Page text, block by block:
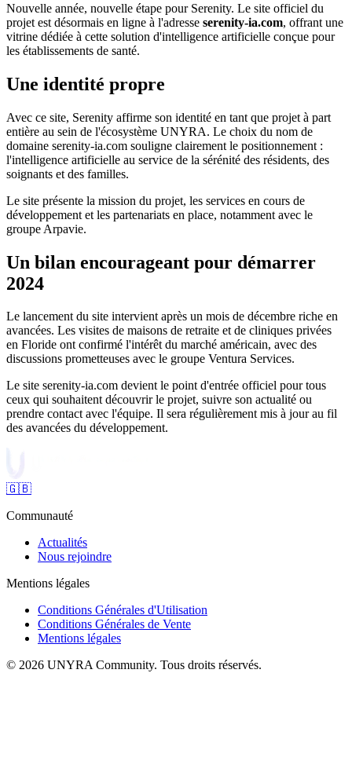
Nouvelle année, nouvelle étape pour Serenity. Le site officiel du
projet est désormais en ligne à l'adresse serenity-ia.com, offrant une
vitrine dédiée à cette solution d'intelligence artificielle conçue pour
les établissements de santé.
Une identité propre
Avec ce site, Serenity affirme son identité en tant que projet à part
entière au sein de l'écosystème UNYRA. Le choix du nom de
domaine serenity-ia.com souligne clairement le positionnement :
l'intelligence artificielle au service de la sérénité des résidents, des
soignants et des familles.
Le site présente la mission du projet, les services en cours de
développement et les partenariats en place, notamment avec le
groupe Arpavie.
Un bilan encourageant pour démarrer
2024
Le lancement du site intervient après un mois de décembre riche en
avancées. Les visites de maisons de retraite et de cliniques privées
en Floride ont confirmé l'intérêt du marché américain, avec des
discussions prometteuses avec le groupe Ventura Services.
Le site serenity-ia.com devient le point d'entrée officiel pour tous
ceux qui souhaitent découvrir le projet, suivre son actualité ou
prendre contact avec l'équipe. Il sera régulièrement mis à jour au fil
des avancées du développement.
🇬🇧
Communauté
Actualités
Nous rejoindre
Mentions légales
Conditions Générales d'Utilisation
Conditions Générales de Vente
Mentions légales
© 2026 UNYRA Community. Tous droits réservés.